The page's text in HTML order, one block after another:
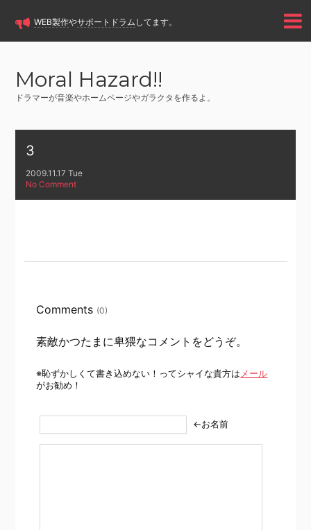
WEB製作やサポートドラム してます。
Moral Hazard!!
ドラマーが音楽やホームページやガラクタを作るよ。
3
2009.11.17 Tue
No Comment
Comments (0)
素敵かつたまに卑猥なコメントをどうぞ。
※恥ずかしくて書き込めない！ってシャイな貴方は メール
がお勧め！
←お名前